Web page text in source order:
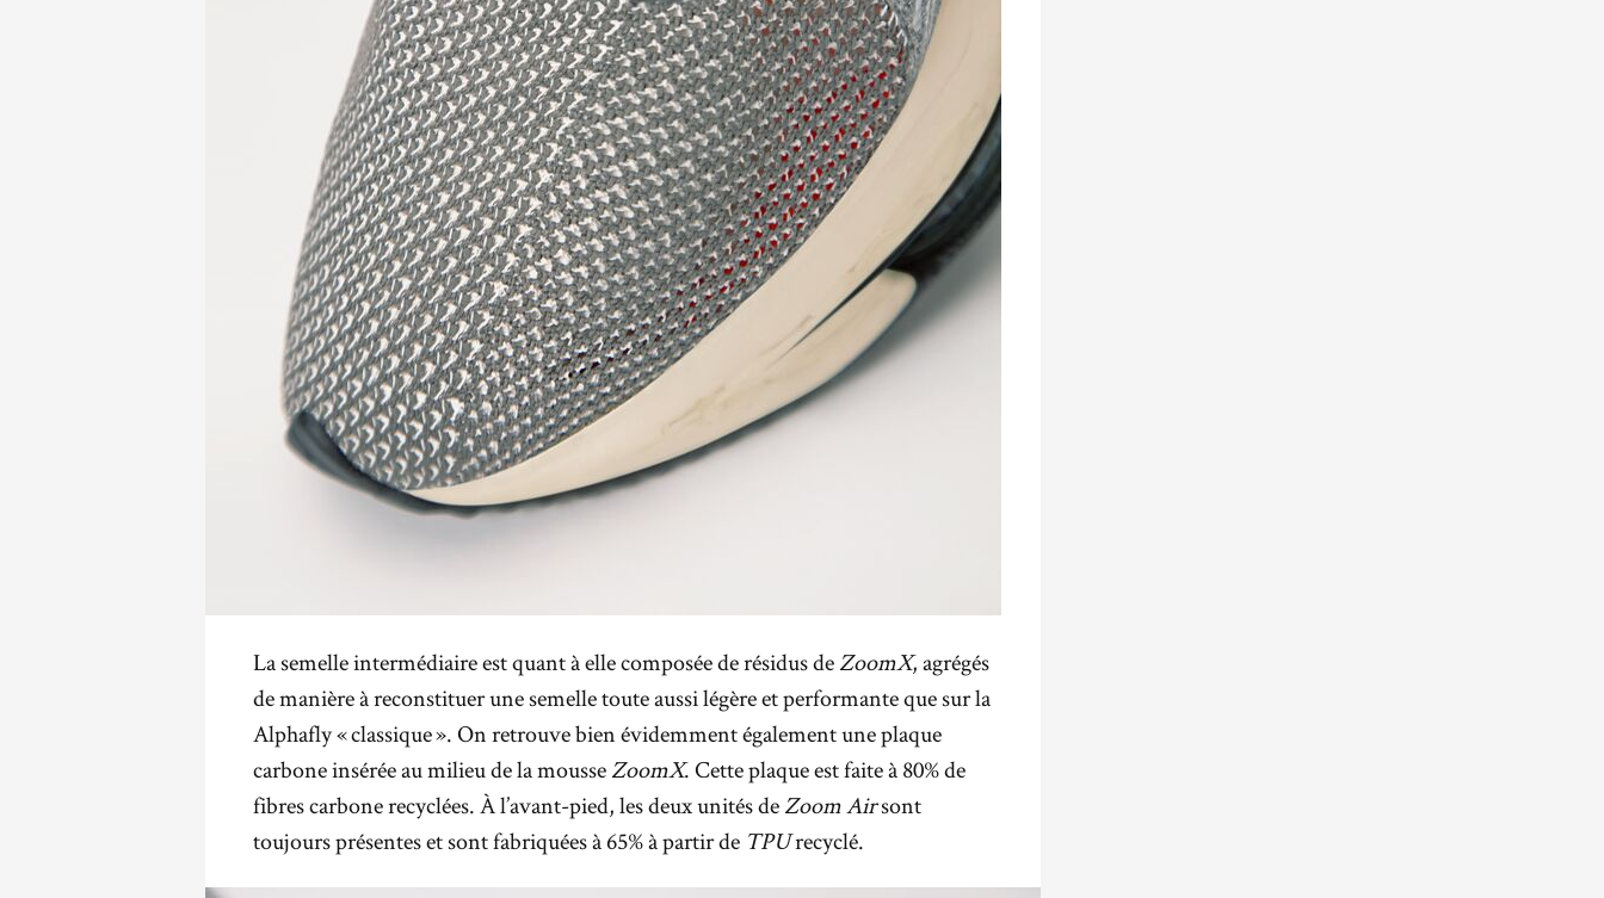
La semelle intermédiaire est quant à elle composée de résidus deZoomX, agrégés
de manière à reconstituer une semelle toute aussi légère et performante que sur la
Alphafly « classique ». On retrouve bien évidemment également une plaque
carbone insérée au milieu de la mousseZoomX. Cette plaque est faite à 80% de
fibres carbone recyclées. À l’avant-pied, les deux unités deZoom Airsont
toujours présentes et sont fabriquées à 65% à partir de TPUrecyclé.